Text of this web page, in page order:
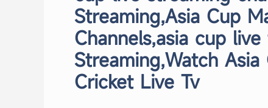
Streaming,Asia Cup
Channels,asia cup
Streaming,Watch
Cricket Live Tv